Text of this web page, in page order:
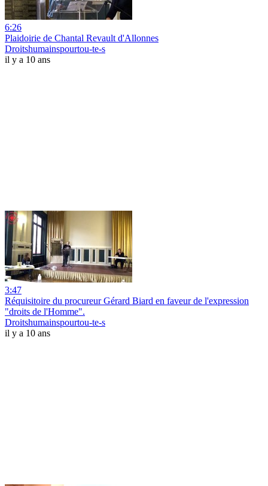
6:26
Plaidoirie de Chantal Revault d'Allonnes
Droitshumainspourtou-te-s
il y a 10 ans
3:47
Réquisitoire du procureur Gérard Biard en faveur de l'expression
"droits de l'Homme".
Droitshumainspourtou-te-s
il y a 10 ans